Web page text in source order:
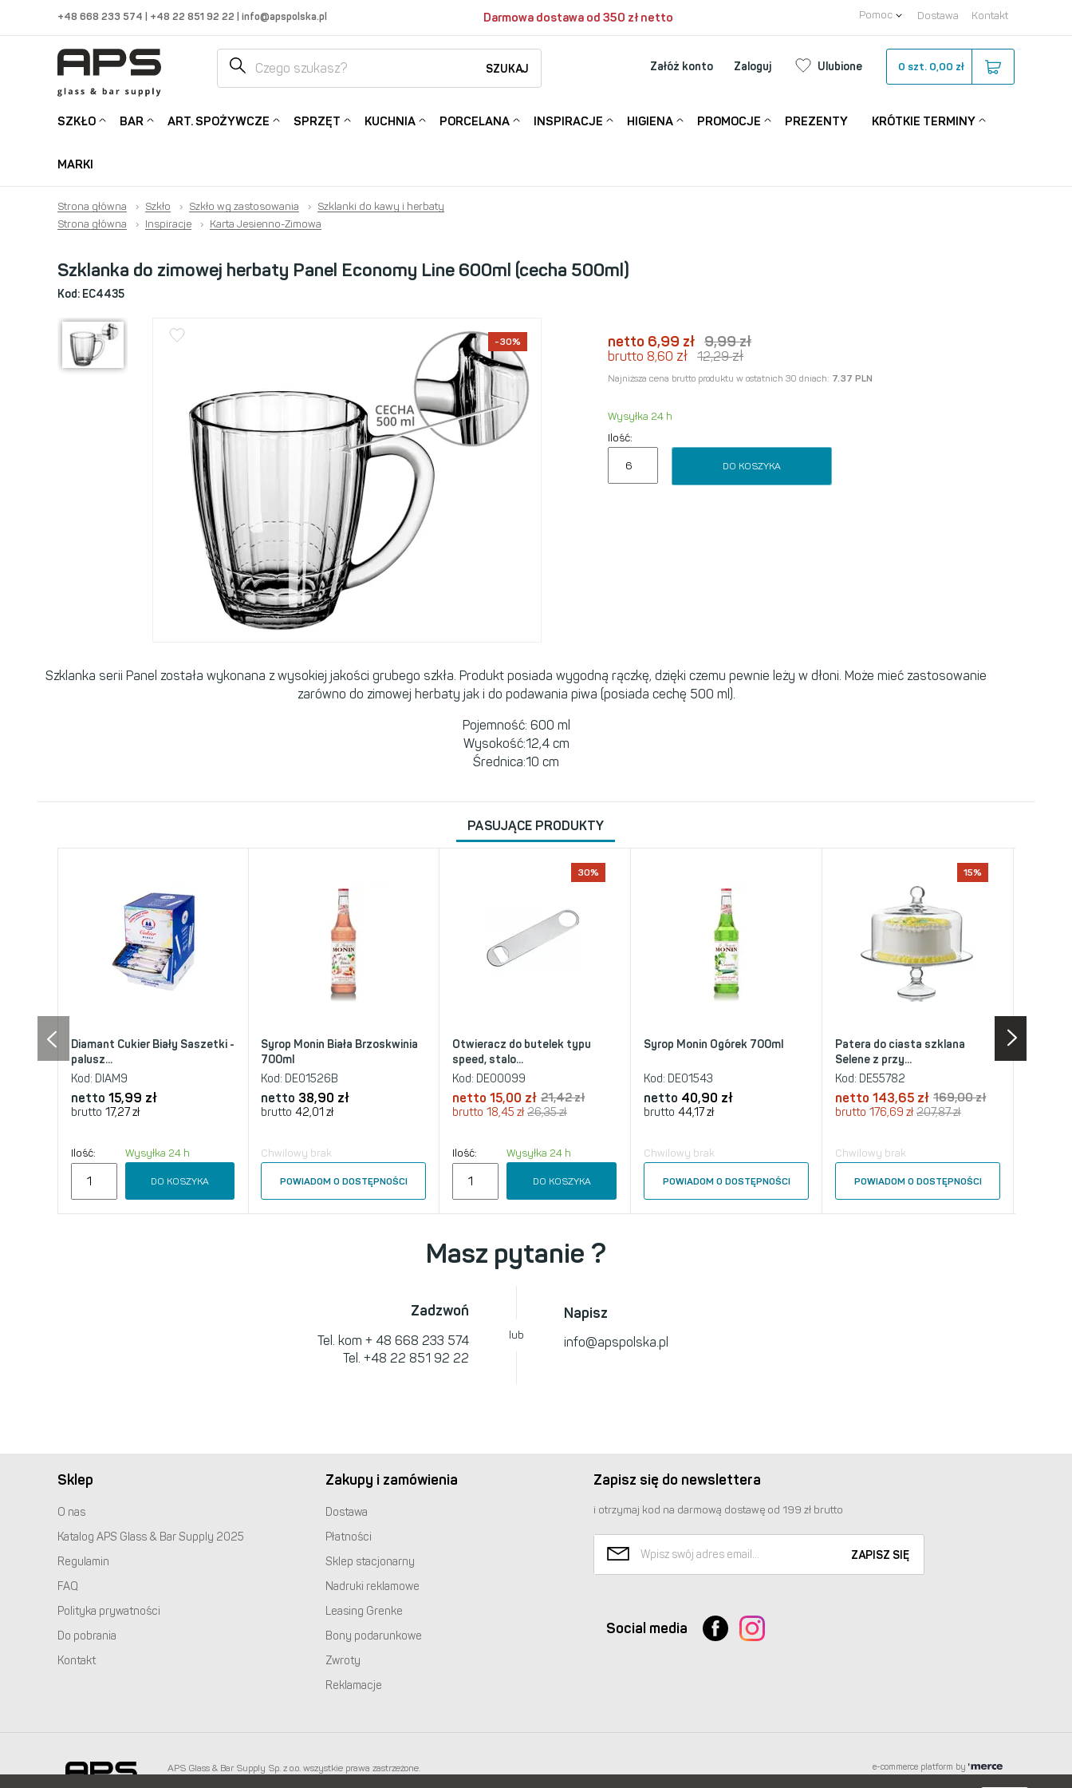
+48 668 233 574 | +48 22 851 92 22 | info@apspolska.pl Darmowa dostawa od 350 zł netto Pomoc Dostawa Kontakt
SZUKAJ Załóż konto Zaloguj Ulubione 0 szt. 0,00 zł
SZKŁO BAR ART. SPOŻYWCZE SPRZĘT KUCHNIA PORCELANA INSPIRACJE HIGIENA PROMOCJE PREZENTY KRÓTKIE TERMINY
MARKI
Strona główna › Szkło › Szkło wg zastosowania › Szklanki do kawy i herbaty
Strona główna
› Inspiracje › Karta Jesienno-Zimowa
Szklanka do zimowej herbaty Panel Economy Line 600ml (cecha 500ml)
Kod: EC4435
-30% netto 6,99 zł 9,99zł
brutto 8,60 zł 12,29zł
Najniższa cena brutto produktu w ostatnich 30 dniach: 7.37 PLN
Wysyłka 24 h
Ilość:
DO KOSZYKA
Szklanka serii Panel została wykonana z wysokiej jakości grubego szkła. Produkt posiada wygodną rączkę, dzięki czemu pewnie leży w dłoni. Może mieć zastosowanie
zarówno do zimowej herbaty jak i do podawania piwa (posiada cechę 500 ml).
Pojemność: 600 ml
Wysokość:12,4 cm
Średnica:10 cm
PASUJĄCE PRODUKTY
Diamant Cukier Biały Saszetki -
palusz...
Kod: DIAM9
netto 15,99 zł
brutto 17,27 zł
Ilość: Wysyłka 24 h
DO KOSZYKA
Syrop Monin Biała Brzoskwinia
700ml
Kod: DE01526B
netto 38,90 zł
brutto 42,01 zł
Chwilowy brak
POWIADOM O DOSTĘPNOŚCI
30%
Otwieracz do butelek typu
speed, stalo...
Kod: DE00099
netto 15,00 zł 21,42 zł
brutto 18,45 zł26,35 zł
Ilość: Wysyłka 24 h
DO KOSZYKA
Syrop Monin Ogórek 700ml
Kod: DE01543
netto 40,90 zł
brutto 44,17 zł
Chwilowy brak
POWIADOM O DOSTĘPNOŚCI
15%
Patera do ciasta szklana
Selene z przy...
Kod: DE55782
netto 143,65 zł 169,00 zł
brutto 176,69 zł207,87 zł
Chwilowy brak
POWIADOM O DOSTĘPNOŚCI
Masz pytanie ?
Zadzwoń
Tel. kom + 48 668 233 574
Tel. +48 22 851 92 22
lub
Napisz
info@apspolska.pl
Sklep
O nas
Katalog APS Glass & Bar Supply 2025
Regulamin
FAQ
Polityka prywatności
Do pobrania
Kontakt
Zakupy i zamówienia
Dostawa
Płatności
Sklep stacjonarny
Nadruki reklamowe
Leasing Grenke
Bony podarunkowe
Zwroty
Reklamacje
Zapisz się do newslettera
i otrzymaj kod na darmową dostawę od 199 zł brutto
ZAPISZ SIĘ
Social media
APS Glass & Bar Supply Sp. z o.o. wszystkie prawa zastrzeżone.
e-commerce platform by